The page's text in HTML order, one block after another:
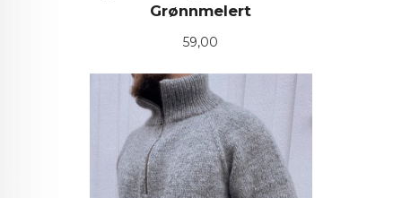
Grønnmelert
Pris
59,00